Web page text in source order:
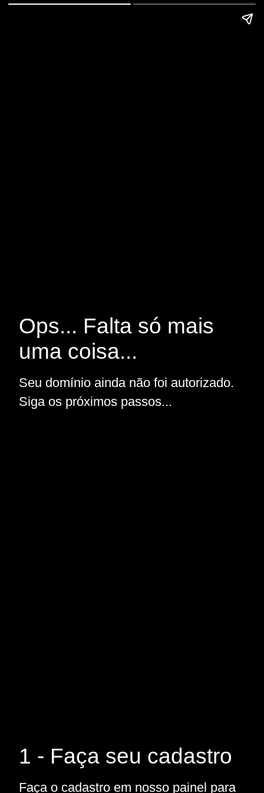
Ops... Falta só mais
uma coisa...
Seu domínio ainda não foi autorizado.
Siga os próximos passos...
1 - Faça seu cadastro
Faça o cadastro em nosso painel para